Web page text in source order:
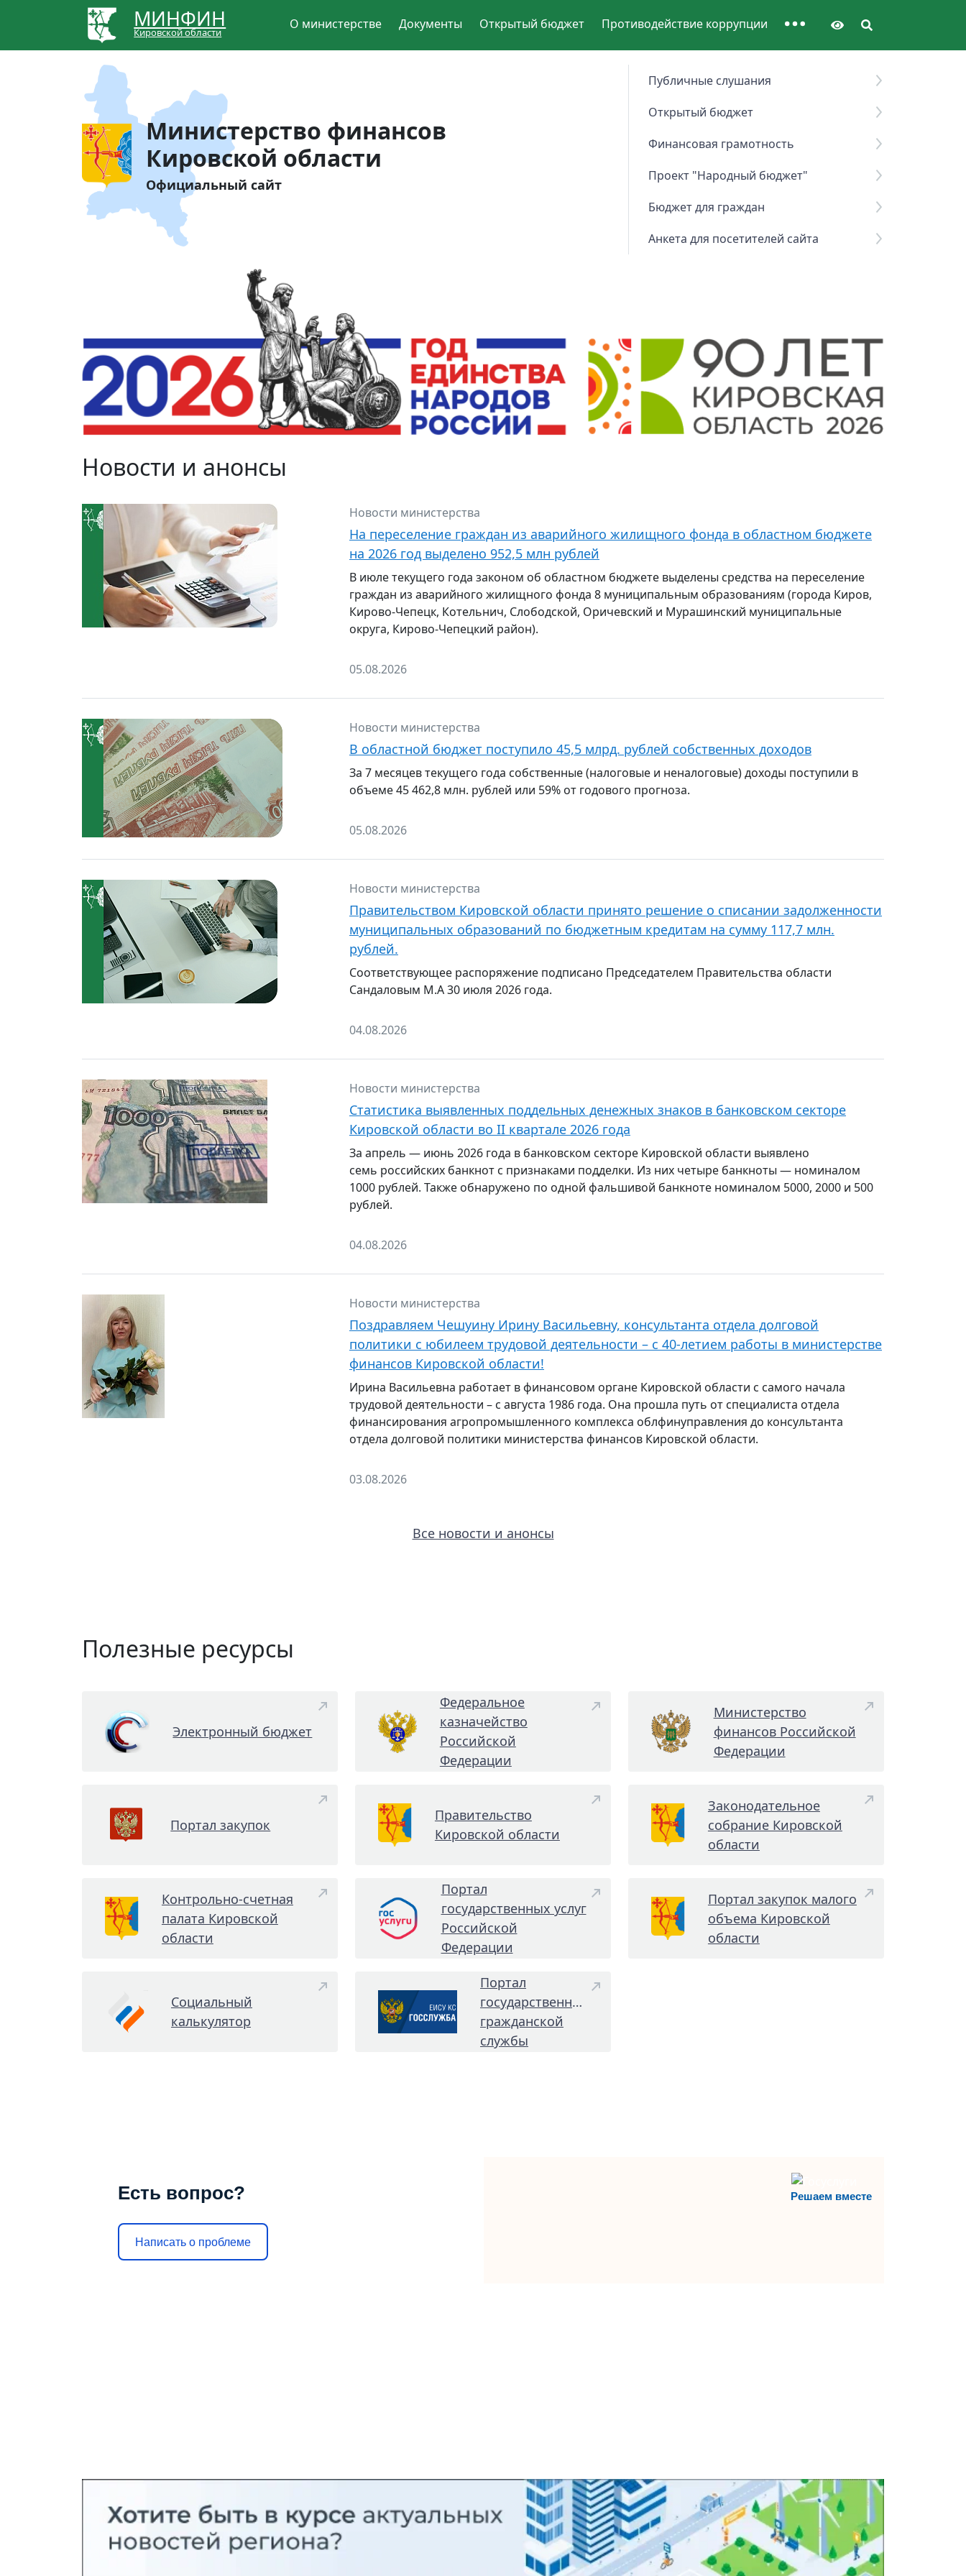
МИНФИН
Кировской области
О министерстве Документы Открытый бюджет Противодействие коррупции
Министерство финансов
Кировской области
Официальный сайт
Публичные слушания
Открытый бюджет
Финансовая грамотность
Проект "Народный бюджет"
Бюджет для граждан
Анкета для посетителей сайта
Новости и анонсы
Новости министерства
На переселение граждан из аварийного жилищного фонда в областном бюджете
на 2026 год выделено 952,5 млн рублей
В июле текущего года законом об областном бюджете выделены средства на переселение
граждан из аварийного жилищного фонда 8 муниципальным образованиям (города Киров,
Кирово-Чепецк, Котельнич, Слободской, Оричевский и Мурашинский муниципальные
округа, Кирово-Чепецкий район).
05.08.2026
Новости министерства
В областной бюджет поступило 45,5 млрд. рублей собственных доходов
За 7 месяцев текущего года собственные (налоговые и неналоговые) доходы поступили в
объеме 45 462,8 млн. рублей или 59% от годового прогноза.
05.08.2026
Новости министерства
Правительством Кировской области принято решение о списании задолженности
муниципальных образований по бюджетным кредитам на сумму 117,7 млн.
рублей.
Соответствующее распоряжение подписано Председателем Правительства области
Сандаловым М.А 30 июля 2026 года.
04.08.2026
Новости министерства
Статистика выявленных поддельных денежных знаков в банковском секторе
Кировской области во II квартале 2026 года
За апрель — июнь 2026 года в банковском секторе Кировской области выявлено
семь российских банкнот с признаками подделки. Из них четыре банкноты — номиналом
1000 рублей. Также обнаружено по одной фальшивой банкноте номиналом 5000, 2000 и 500
рублей.
04.08.2026
Новости министерства
Поздравляем Чешуину Ирину Васильевну, консультанта отдела долговой
политики с юбилеем трудовой деятельности – с 40-летием работы в министерстве
финансов Кировской области!
Ирина Васильевна работает в финансовом органе Кировской области с самого начала
трудовой деятельности – с августа 1986 года. Она прошла путь от специалиста отдела
финансирования агропромышленного комплекса облфинуправления до консультанта
отдела долговой политики министерства финансов Кировской области.
03.08.2026
Все новости и анонсы
Полезные ресурсы
Электронный бюджет
Федеральное
казначейство
Российской
Федерации
Министерство
финансов Российской
Федерации
Портал закупок
Правительство
Кировской области
Законодательное
собрание Кировской
области
Контрольно-счетная
палата Кировской
области
Портал
государственных услуг
Российской
Федерации
Портал закупок малого
объема Кировской
области
Социальный
калькулятор
Портал
государственной
гражданской
службы
Решаем вместе
Есть вопрос?
Написать о проблеме